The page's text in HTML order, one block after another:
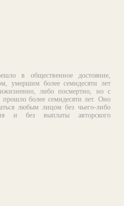
в общественное достояние,
умершим более семидесяти лет
либо посмертно, но с
более семидесяти лет. Оно
любым лицом без чьего-либо
и без выплаты авторского